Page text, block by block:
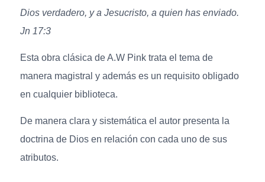
Dios verdadero, y a Jesucristo, a quien has enviado.
Jn 17:3
Esta obra clásica de A.W Pink trata el tema de
manera magistral y además es un requisito obligado
en cualquier biblioteca.
De manera clara y sistemática el autor presenta la
doctrina de Dios en relación con cada uno de sus
atributos.